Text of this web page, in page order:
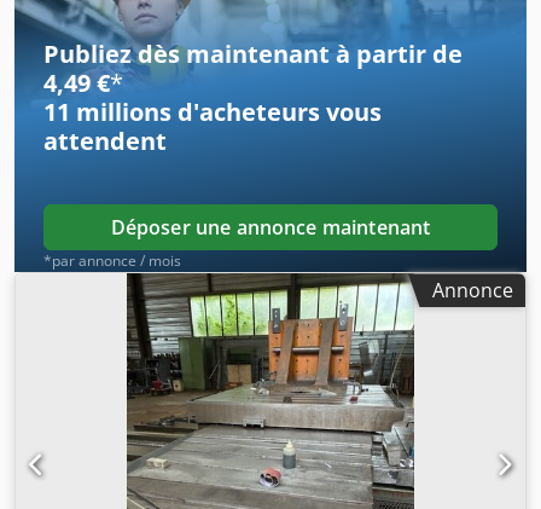
Dtmepfx Ahhjrf
Publiez dès maintenant à partir de
4,49 €*
11 millions d'acheteursvous
attendent
Déposer une annonce maintenant
*par annonce / mois
Annonce